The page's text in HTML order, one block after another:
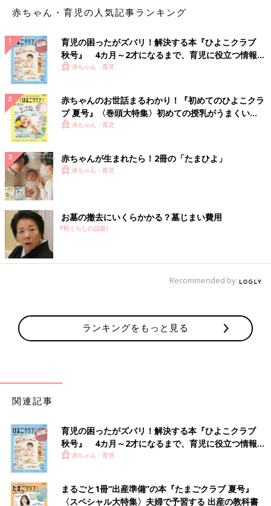
Q室内でも熱中症になるの？
【黒澤先生より】
急激に気温や湿度が上がる時期には、体が暑さに慣れていないと
室内でも熱中症になるケースがあります。以下のことに気をつけ
ましょう。
・赤ちゃんを日当たりのいい窓際に寝かせっぱなしにしない
・エアコンを活用して、室温を24〜28度くらいに保つ
・ときどき換気を行い空気を循環させて、気温・湿度を下げる
・赤ちゃんの服の枚数は大人より少なく
Qベビーカーや抱っこひもにつける携帯扇風機は熱中症対
策になるの？
【黒澤先生より】
空気の流れができるので悪くないと思います。ただ、赤ちゃんが
けがをしないようにきちんと安全対策がとられたものを選ぶこと
が大切です。赤ちゃんが扇風機を触ろうとしてベビーカーが転倒
しないよう、使用時は目を離さないようにしましょう。
【黒澤先生より】
プールの水遊びでは、気づかないうちに脱水症状になってしまう
ことも。日ざしが強く気温が高い真昼の時間帯は避け、本人の体
Q赤ちゃんにも日焼け止めを塗ったり、UVカットの上着を
【黒澤先生より】
日焼け止めやUVカットの衣類は紫外線を防いで日焼けを予防す
るためのもので、熱中症対策にはなりません。スキンケアとして
は大切なので、外出時は日焼け対策をするといいでしょう。
赤ちゃん・育児の人気記事ランキング
育児の困ったがズバリ！解決する本『ひよこクラブ
秋号』 4カ月～2才になるまで、育児に役立つ情報が
いっぱい！
赤ちゃん・育児
赤ちゃんのお世話まるわかり！『初めてのひよこクラ
ブ 夏号』〈巻頭大特集〉初めての授乳がうまくい
く！ おっぱい・ミルクの基本と夏のトラブル 解決テ
赤ちゃん・育児
赤ちゃんが生まれたら！2冊の「たまひよ」
赤ちゃん・育児
お墓の撤去にいくらかかる？墓じまい費用
PR(くらしの話題)
Recommended by
ランキングをもっと見る
関連記事
育児の困ったがズバリ！解決する本『ひよこクラブ
秋号』 4カ月～2才になるまで、育児に役立つ情報が
いっぱい！
赤ちゃん・育児
まるごと1冊“出産準備”の本『たまごクラブ 夏号』
〈スペシャル大特集〉夫婦で予習する 出産の教科書